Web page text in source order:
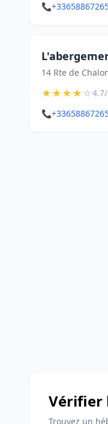
📞
14 Rte de
★★★★☆
📞
Vérifier
Trouvez un